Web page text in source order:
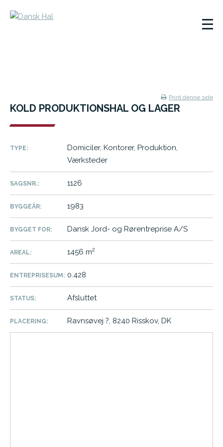
Print denne side
KOLD PRODUKTIONSHAL OG LAGER
TYPE:
Domiciler, Kontorer, Produktion,
Værksteder
SAGSNR.: 1126
BYGGEÅR: 1983
BYGGET FOR: Dansk Jord- og Rørentreprise A/S
AREAL: 1456 m2
ENTREPRISESUM: 0.428
STATUS: Afsluttet
PLACERING: Ravnsøvej ?, 8240 Risskov, DK